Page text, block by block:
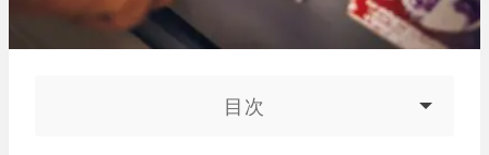
目次